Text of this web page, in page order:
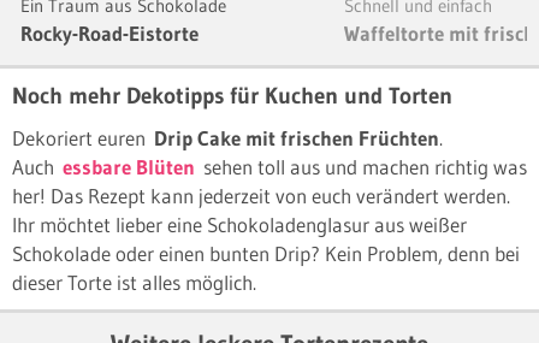
Ein Traum aus Schokolade
Rocky-Road-Eistorte
Schnell und einfach
Waffeltorte mit
Noch mehr Dekotipps für Kuchen und Torten
Dekoriert euren Drip Cake mit frischen Früchten.
Auch essbare Blüten sehen toll aus und machen richtig was
her! Das Rezept kann jederzeit von euch verändert werden.
Ihr möchtet lieber eine Schokoladenglasur aus weißer
Schokolade oder einen bunten Drip? Kein Problem, denn bei
dieser Torte ist alles möglich.